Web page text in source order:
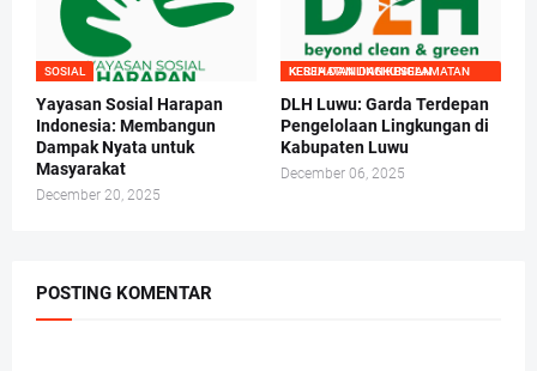
SOSIAL
Yayasan Sosial Harapan
Indonesia: Membangun
Dampak Nyata untuk
Masyarakat
December 20, 2025
KESEHATAN DAN KESELAMATAN KERJA DAN LINGKUNGAN
DLH Luwu: Garda Terdepan
Pengelolaan Lingkungan di
Kabupaten Luwu
December 06, 2025
POSTING KOMENTAR